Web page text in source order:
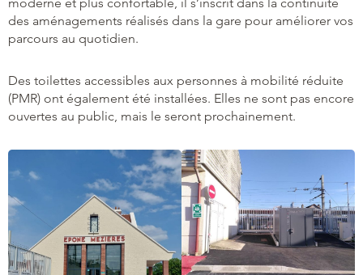
des aménagements réalisés dans la gare pour améliorer vos
parcours au quotidien.
Des toilettes accessibles aux personnes à mobilité réduite
(PMR) ont également été installées. Elles ne sont pas encore
ouvertes au public, mais le seront prochainement.